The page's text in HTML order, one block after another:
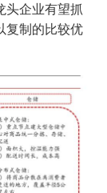
头企业有望抓
复制的比较优